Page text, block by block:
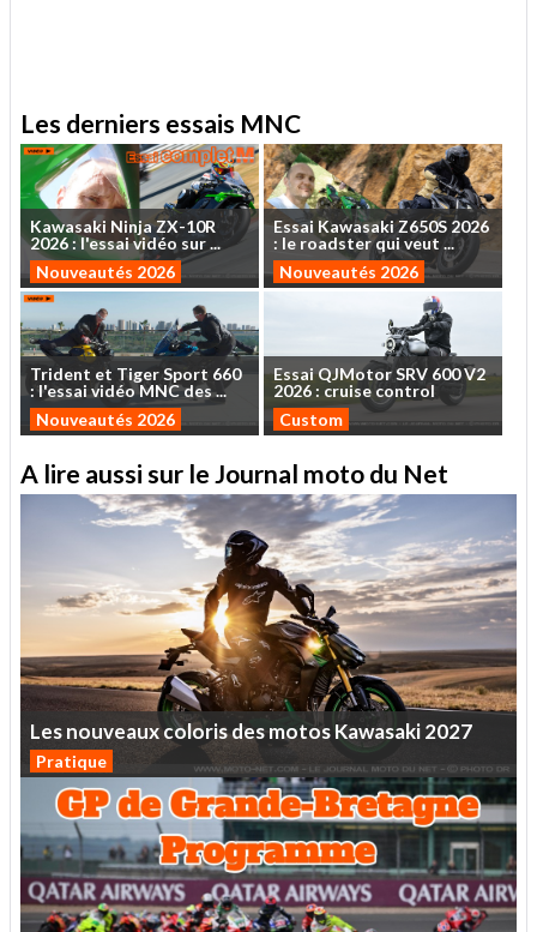
Les derniers essais MNC
Kawasaki NinjaZX-10R
2026: l'essaividéo sur...
Nouveautés 2026
Essai Kawasaki Z650S 2026
: le roadsterquiveut ...
Nouveautés 2026
Trident et TigerSport 660
: l'essaividéo MNCdes...
Nouveautés 2026
EssaiQJMotorSRV 600V2
2026 : cruise control
Custom
A lire aussi sur le Journal moto du Net
LesnouveauxcolorisdesmotosKawasaki2027
Pratique